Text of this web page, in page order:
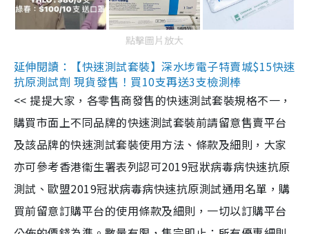
點擊圖片放大
延伸閱讀：【快速測試套裝】深水埗電子特賣城$15快速
抗原測試劑 現貨發售！買10支再送3支檢測棒
<< 提提大家，各零售商發售的快速測試套裝規格不一，
購買市面上不同品牌的快速測試套裝前請留意售賣平台
及該品牌的快速測試套裝使用方法、條款及細則，大家
亦可參考香港衞生署表列認可2019冠狀病毒病快速抗原
測試、歐盟2019冠狀病毒病快速抗原測試通用名單，購
買前留意訂購平台的使用條款及細則，一切以訂購平台